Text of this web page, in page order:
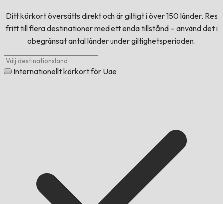
Ditt körkort översätts direkt och är giltigt i över 150 länder. Res
fritt till flera destinationer med ett enda tillstånd – använd det i
obegränsat antal länder under giltighetsperioden.
Internationellt körkort för Uae